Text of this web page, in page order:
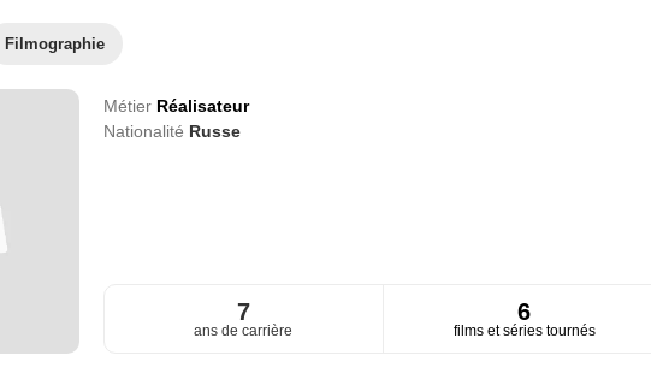
Filmographie
Métier Réalisateur
Nationalité Russe
7
ans de carrière
6
films et séries tournés